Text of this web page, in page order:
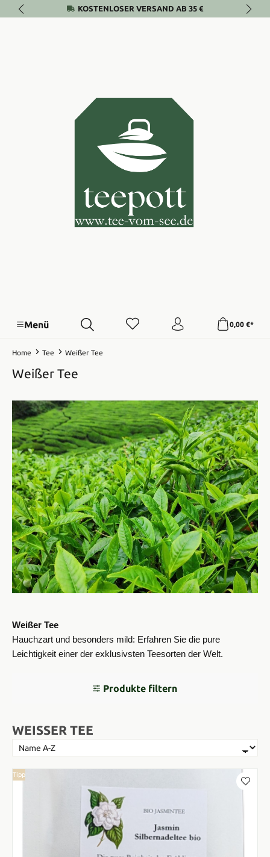
Zum Hauptinhalt springenKOSTENLOSER VERSAND AB 35 €
Menü 0,00 €*
Home Tee Weißer Tee
Weißer Tee
Weißer Tee
Hauchzart und besonders mild: Erfahren Sie die pure
Leichtigkeit einer der exklusivsten Teesorten der Welt.
Produkte filtern
WEISSER TEE
Tipp